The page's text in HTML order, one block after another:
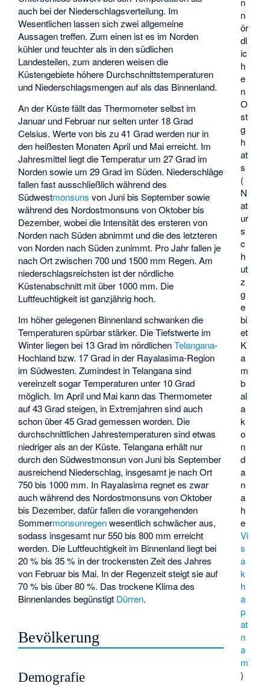
n
ör
dl
ic
h
e
n
O
st
g
h
at
s
(
N
at
ur
s
c
h
ut
z
g
e
bi
et
K
a
m
b
al
a
k
o
n
d
a
n
a
h
e
Vi
s
a
k
h
a
p
at
n
a
m
)
auch bei der Niederschlagsverteilung. Im
Wesentlichen lassen sich zwei allgemeine
Aussagen treffen. Zum einen ist es im Norden
kühler und feuchter als in den südlichen
Landesteilen, zum anderen weisen die
Küstengebiete höhere Durchschnittstemperaturen
und Niederschlagsmengen auf als das Binnenland.
An der Küste fällt das Thermometer selbst im
Januar und Februar nur selten unter 18 Grad
Celsius. Werte von bis zu 41 Grad werden nur in
den heißesten Monaten April und Mai erreicht. Im
Jahresmittel liegt die Temperatur um 27 Grad im
Norden sowie um 29 Grad im Süden. Niederschläge
fallen fast ausschließlich während des
Südwestmonsuns von Juni bis September sowie
während des Nordostmonsuns von Oktober bis
Dezember, wobei die Intensität des ersteren von
Norden nach Süden abnimmt und die des letzteren
von Norden nach Süden zunimmt. Pro Jahr fallen je
nach Ort zwischen 700 und 1500 mm Regen. Am
niederschlagsreichsten ist der nördliche
Küstenabschnitt mit über 1000 mm. Die
Luftfeuchtigkeit ist ganzjährig hoch.
Im höher gelegenen Binnenland schwanken die
Temperaturen spürbar stärker. Die Tiefstwerte im
Winter liegen bei 13 Grad im nördlichenTelangana-
Hochland bzw. 17 Grad in der Rayalasima-Region
im Südwesten. Zumindest in Telangana sind
vereinzelt sogar Temperaturen unter 10 Grad
möglich. Im April und Mai kann das Thermometer
auf 43 Grad steigen, in Extremjahren sind auch
schon über 45 Grad gemessen worden. Die
durchschnittlichen Jahrestemperaturen sind etwas
niedriger als an der Küste. Telangana erhält nur
durch den Südwestmonsun von Juni bis September
ausreichend Niederschlag, insgesamt je nach Ort
750 bis 1000 mm. In Rayalasima regnet es zwar
auch während des Nordostmonsuns von Oktober
bis Dezember, dafür fallen die vorangehenden
Sommermonsunregenwesentlich schwächer aus,
sodass insgesamt nur 550 bis 800 mm erreicht
werden. Die Luftfeuchtigkeit im Binnenland liegt bei
20 % bis 35 % in der trockensten Zeit des Jahres
von Februar bis Mai. In der Regenzeit steigt sie auf
70 % bis über 80 %. Das trockene Klima des
Binnenlandes begünstigt Dürren.
Bevölkerung
Demografie